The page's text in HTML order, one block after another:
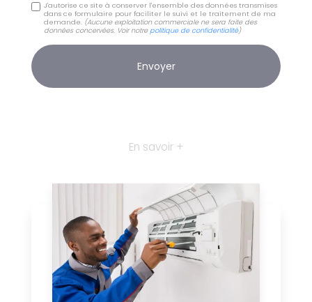
J'autorise ce site à conserver l'ensemble des données transmises
dans ce formulaire pour faciliter le suivi et le traitement de ma
demande. (Aucune exploitation commerciale ne sera faite des
données concervées. Voir notrepolitique de confidentialité)
En savoir +